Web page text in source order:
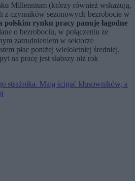
Millennium (którzy również wskazują,
z czynników sezonowych bezrobocie w
polskim rynku pracy panuje łagodne
o bezrobociu, w połączeniu ze
zatrudnieniem w sektorze
płac poniżej wieloletniej średniej,
na pracę jest słabszy niż rok
strażnika. Mają ścigać kłusowników, a